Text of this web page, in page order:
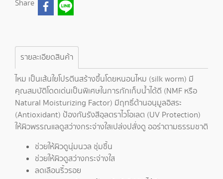
Share
รายละเอียดสินค้า
ไหม เป็นเส้นใยโปรตีนสร้างขึ้นโดยหนอนไหม (silk worm) มี
คุณสมบัติโดดเด่นเป็นพิเศษในการกักเก็บน้ำได้ดี (NMF หรือ
Natural Moisturizing Factor) มีฤทธิ์ต้านอนุมูลอิสระ
(Antioxidant) ป้องกันรังสีอุลตราไวโอเลต (UV Protection)
ให้ผิวพรรณแลดูสว่างกระจ่างใสเปล่งปลั่งดู ออร่าตามธรรมชาติ
ช่วยให้ผิวดูนุ่มนวล ชุ่มชื้น
ช่วยให้ผิวดูสว่างกระจ่างใส
ลดเลือนริ้วรอย